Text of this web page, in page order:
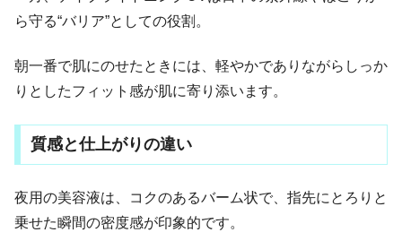
ら守る“バリア”としての役割。
朝一番で肌にのせたときには、軽やかでありながらしっか
りとしたフィット感が肌に寄り添います。
質感と仕上がりの違い
夜用の美容液は、コクのあるバーム状で、指先にとろりと
乗せた瞬間の密度感が印象的です。